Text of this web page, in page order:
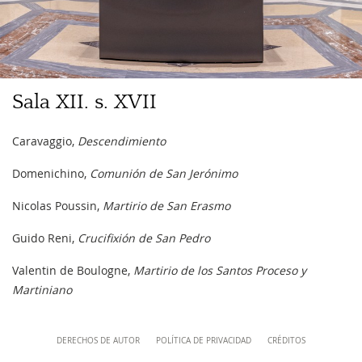
Sala
XII.
Sala XII. s. XVII
Navigazione
Caravaggio, Descendimiento
Domenichino, Comunión de San Jerónimo
Nicolas Poussin, Martirio de San Erasmo
Guido Reni, Crucifixión de San Pedro
Valentin de Boulogne, Martirio de los Santos Proceso y
Martiniano
ContentDERECHOS DE AUTOR POLÍTICA DE PRIVACIDAD CRÉDITOS